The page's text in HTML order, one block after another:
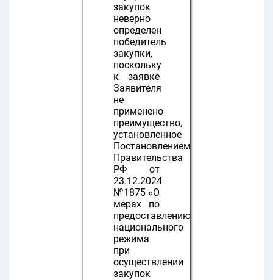
закупок
неверно
определен
победитель
закупки,
поскольку
к заявке
Заявителя
не
применено
преимущество,
установленное
Постановлением
Правительства
РФ от
23.12.2024
№1875 «О
мерах по
предоставлению
национального
режима
при
осуществлении
закупок